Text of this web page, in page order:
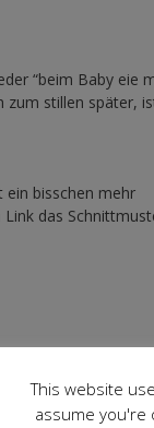
“beim Baby eie
zum stillen später,
ein bisschen mehr
das
This website
assume you're